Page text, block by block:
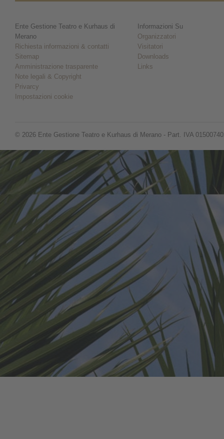
Ente Gestione Teatro e Kurhaus di
Merano
Richiesta informazioni & contatti
Sitemap
Amministrazione trasparente
Note legali & Copyright
Privarcy
Impostazioni cookie
Informazioni Su
Organizzatori
Visitatori
Downloads
Links
© 2026 Ente Gestione Teatro e Kurhaus di Merano - Part. IVA